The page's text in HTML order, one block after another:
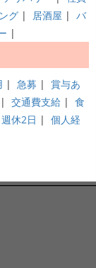
グ | 居酒屋 | バ
|
| 急募 | 賞与あ
| 交通費支給 | 食
週休2日 | 個人経